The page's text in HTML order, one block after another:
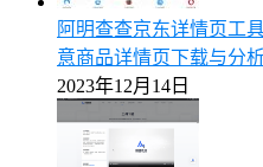
阿明查查京东详情页工
意商品详情页下载与分
2023年12月14日